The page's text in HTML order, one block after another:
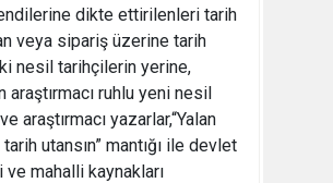
dikte ettirilenleri tarih
veya sipariş üzerine tarih
nesil tarihçilerin yerine,
araştırmacı ruhlu yeni nesil
araştırmacı yazarlar,“Yalan
utansın” mantığı ile devlet
mahalli kaynakları